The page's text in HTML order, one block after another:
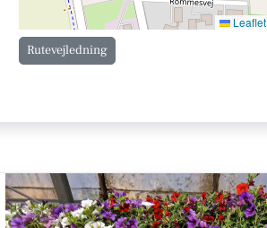
Leaflet
Rutevejledning